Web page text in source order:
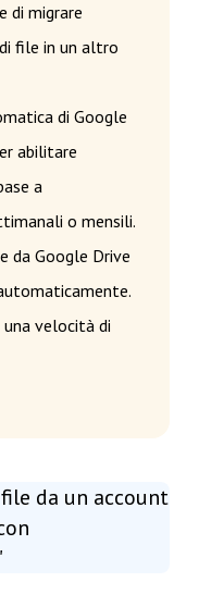
migrare
file in un altro
di Google
abilitare
a
o mensili.
da Google Drive
velocità di
da un account